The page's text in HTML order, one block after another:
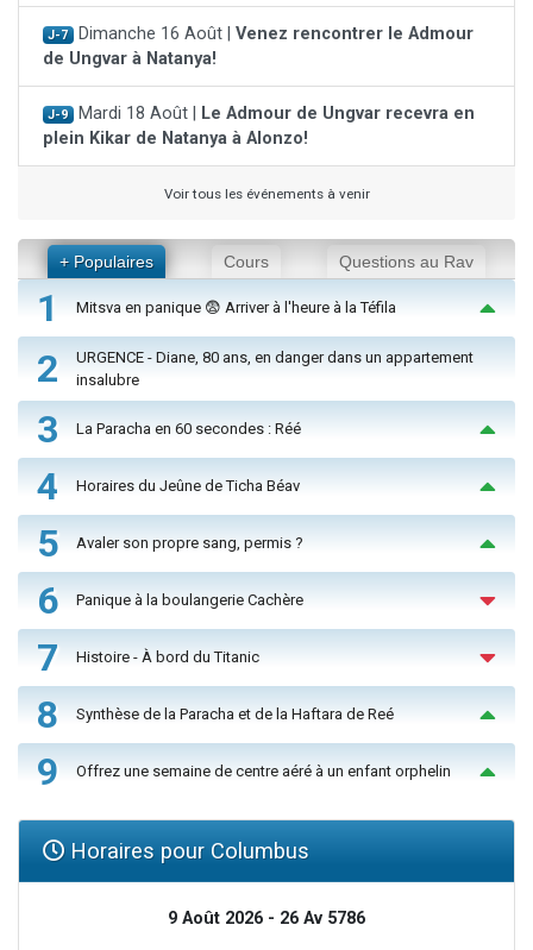
J-7 Dimanche 16 Août | Venez rencontrer le Admour
de Ungvar à Natanya!
J-9 Mardi 18 Août |
Le Admour de Ungvar recevra en
plein Kikar de Natanya à Alonzo!
Voir tous les événements à venir
+ Populaires Cours Questions au Rav
1 Mitsva en panique 😨 Arriver à l'heure à la Téfila
2
URGENCE - Diane, 80 ans, en danger dans un appartement
insalubre
3 La Paracha en 60 secondes : Réé
4 Horaires du Jeûne de Ticha Béav
5 Avaler son propre sang, permis ?
6 Panique à la boulangerie Cachère
7 Histoire - À bord du Titanic
8 Synthèse de la Paracha et de la Haftara de Reé
9 Offrez une semaine de centre aéré à un enfant orphelin
Horaires pour Columbus
9 Août 2026 - 26 Av 5786